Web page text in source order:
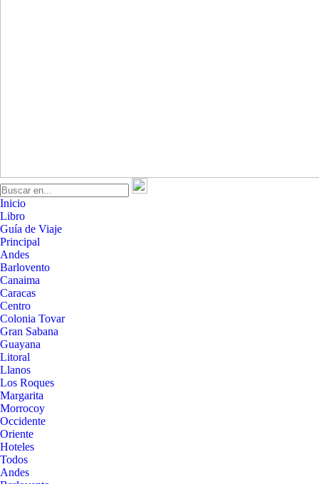
Inicio
Libro
Guía de Viaje
Principal
Andes
Barlovento
Canaima
Caracas
Centro
Colonia Tovar
Gran Sabana
Guayana
Litoral
Llanos
Los Roques
Margarita
Morrocoy
Occidente
Oriente
Hoteles
Todos
Andes